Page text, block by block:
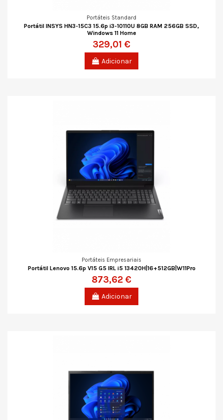
Portáteis Standard
Portátil INSYS HN3-15C3 15.6p i3-10110U 8GB RAM 256GB SSD,
Windows 11 Home
329,01 €
Adicionar
Portáteis Empresariais
Portátil Lenovo 15.6p V15 G5 IRL i5 13420H|16+512GB|W11Pro
873,62 €
Adicionar